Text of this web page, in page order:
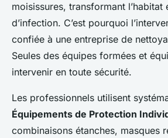
moisissures, transformant l’habitat
d’infection. C’est pourquoi
confiée à une entreprise de
Seules des équipes formées et
intervenir en toute sécurité.
Les professionnels utilisent
Équipements de Protection
combinaisons étanches, masques